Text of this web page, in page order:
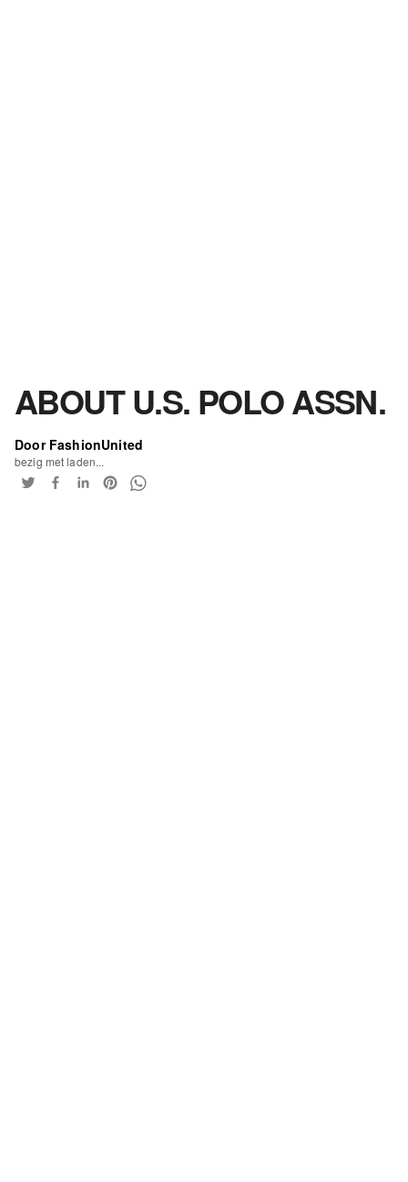
ABOUT U.S. POLO ASSN.
Door FashionUnited
bezig met laden...